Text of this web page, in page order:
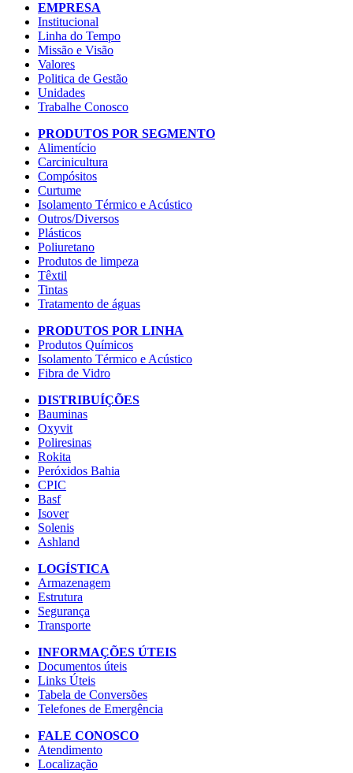
EMPRESA
Institucional
Linha do Tempo
Missão e Visão
Valores
Politica de Gestão
Unidades
Trabalhe Conosco
PRODUTOS POR SEGMENTO
Alimentício
Carcinicultura
Compósitos
Curtume
Isolamento Térmico e Acústico
Outros/Diversos
Plásticos
Poliuretano
Produtos de limpeza
Têxtil
Tintas
Tratamento de águas
PRODUTOS POR LINHA
Produtos Químicos
Isolamento Térmico e Acústico
Fibra de Vidro
DISTRIBUÍÇÕES
Bauminas
Oxyvit
Poliresinas
Rokita
Peróxidos Bahia
CPIC
Basf
Isover
Solenis
Ashland
LOGÍSTICA
Armazenagem
Estrutura
Segurança
Transporte
INFORMAÇÕES ÚTEIS
Documentos úteis
Links Úteis
Tabela de Conversões
Telefones de Emergência
FALE CONOSCO
Atendimento
Localização